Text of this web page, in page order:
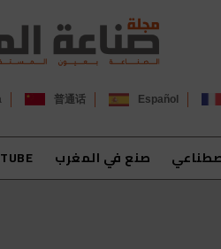
Español
普通话
صنع في المغرب